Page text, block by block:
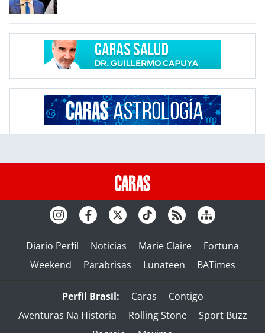
Diario Perfil Noticias Marie Claire
Fortuna
Weekend
Parabrisas Lunateen BATimes
Perfil Brasil: Caras
Contigo
Aventuras Na Historia
Rolling Stone
Sport Buzz